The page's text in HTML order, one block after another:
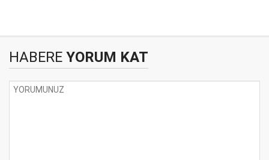
HABERE YORUM KAT